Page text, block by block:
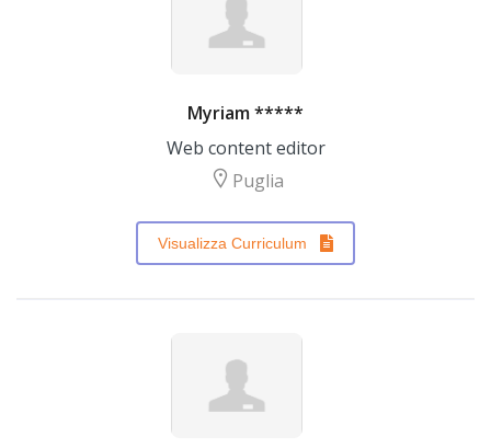
Myriam *****
Web content editor
Puglia
Visualizza Curriculum